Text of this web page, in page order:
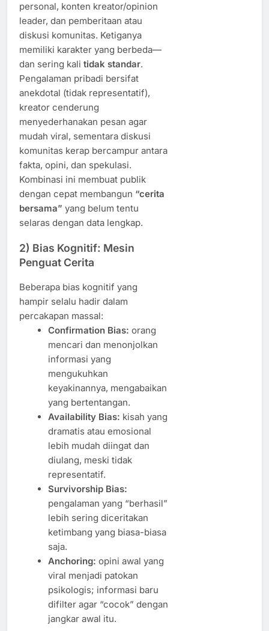
personal, konten kreator/opinion
leader, dan pemberitaan atau
diskusi komunitas. Ketiganya
memiliki karakter yang berbeda—
dan sering kali tidak standar.
Pengalaman pribadi bersifat
anekdotal (tidak representatif),
kreator cenderung
menyederhanakan pesan agar
mudah viral, sementara diskusi
komunitas kerap bercampur antara
fakta, opini, dan spekulasi.
Kombinasi ini membuat publik
dengan cepat membangun “cerita
bersama” yang belum tentu
selaras dengan data lengkap.
2) Bias Kognitif: Mesin
Penguat Cerita
Beberapa bias kognitif yang
hampir selalu hadir dalam
percakapan massal:
Confirmation Bias: orang
mencari dan menonjolkan
informasi yang
mengukuhkan
keyakinannya, mengabaikan
yang bertentangan.
Availability Bias: kisah yang
dramatis atau emosional
lebih mudah diingat dan
diulang, meski tidak
representatif.
Survivorship Bias:
pengalaman yang “berhasil”
lebih sering diceritakan
ketimbang yang biasa-biasa
saja.
Anchoring: opini awal yang
viral menjadi patokan
psikologis; informasi baru
difilter agar “cocok” dengan
jangkar awal itu.